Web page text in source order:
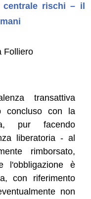
centrale rischi – il
Folliero
transattiva
concluso con la
pur facendo
liberatoria - al
rimborsato,
l'obbligazione è
con riferimento
non